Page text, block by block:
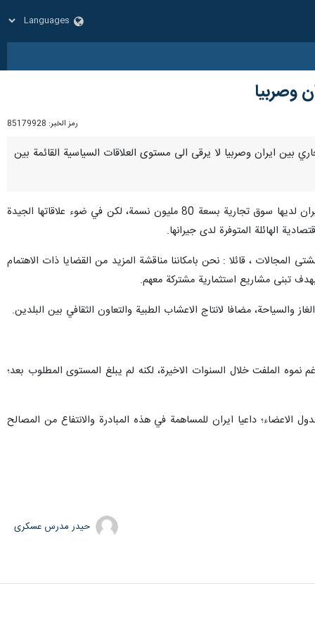
وصربيا
رمز الخبر: 85179928
بين ايران وصربيا لا يرقى الى مستوى العلاقات السياسية القائمة بين
ولفت "علي ابادي" خلال مباحثاته اليوم الاثنين مع رئيس البرلمان الصربي "فلادیمیر اورلیش" والوفد المرافق له، بان ايران لديها سوق تجارية بسعة 80 مليون نسمة، لكن في ضوء علاقاتها الجيدة
وقع البلدان في حينه على وثائق ملفتة بشتى المجالات ، قائلا : نحن بامكاننا مناقشة المزيد من القضايا ذات الاهتمام
تبنى مشاريع استثمارية مشتركة معهم.
والسياحة، مضافا لانتاج الاعشاب الطبية والتعاون الثقافي بين البلدين.
نموه الملفت خلال السنوات الاخيرة، لكنه لم يبلغ المستوى المطلوب بعد؛
نموا بواقع 35 بالمائة في التبادل التجاري بين الدول الاعضاء؛ داعيا ايران للمساهمة في هذه المبادرة والانتفاع من المصالح
حیدر مدرس عسکری